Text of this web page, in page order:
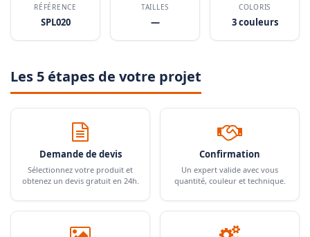
RÉFÉRENCE
SPL020
TAILLES
—
COLORIS
3 couleurs
Les 5 étapes de votre projet
Demande de devis
Sélectionnez votre produit et
obtenez un devis gratuit en 24h.
Confirmation
Un expert valide avec vous
quantité, couleur et technique.